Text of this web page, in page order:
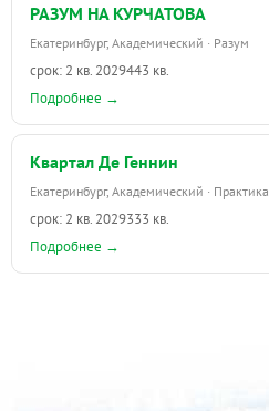
РАЗУМ НА КУРЧАТОВА
Екатеринбург, Академический · Разум
срок: 2 кв. 2029443 кв.
Подробнее →
Квартал Де Геннин
Екатеринбург, Академический · Практика
срок: 2 кв. 2029333 кв.
Подробнее →